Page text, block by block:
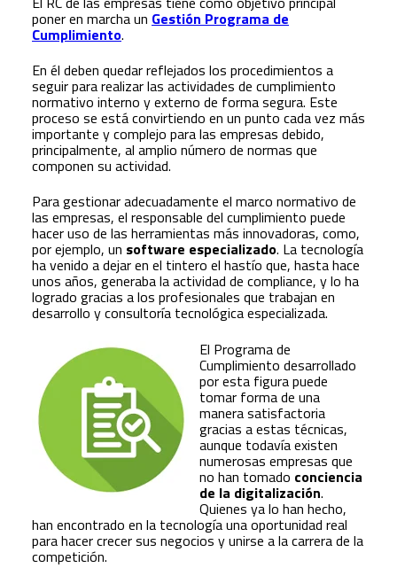
poner en marcha un Gestión Programa de
Cumplimiento.
En él deben quedar reflejados los procedimientos a
seguir para realizar las actividades de cumplimiento
normativo interno y externo de forma segura. Este
proceso se está convirtiendo en un punto cada vez más
importante y complejo para las empresas debido,
principalmente, al amplio número de normas que
componen su actividad.
Para gestionar adecuadamente el marco normativo de
las empresas, el responsable del cumplimiento puede
hacer uso de las herramientas más innovadoras, como,
por ejemplo, un software especializado. La tecnología
ha venido a dejar en el tintero el hastío que, hasta hace
unos años, generaba la actividad de compliance, y lo ha
logrado gracias a los profesionales que trabajan en
desarrollo y consultoría tecnológica especializada.
El Programa de
Cumplimiento desarrollado
por esta figura puede
tomar forma de una
manera satisfactoria
gracias a estas técnicas,
aunque todavía existen
numerosas empresas que
no han tomado conciencia
de la digitalización.
Quienes ya lo han hecho,
han encontrado en la tecnología una oportunidad real
para hacer crecer sus negocios y unirse a la carrera de la
competición.